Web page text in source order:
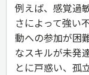
例えば、感覚過
さによって強い
動への参加が困
なスキルが未発
とに戸惑い、孤